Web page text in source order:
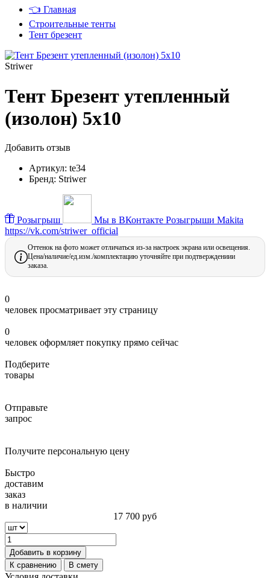
👈 Главная
Строительные тенты
Тент брезент
Striwer
Тент Брезент утепленный
(изолон) 5х10
Добавить отзыв
Артикул: te34
Бренд: Striwer
Розыгрыш Мы в ВКонтакте Розыгрыши Makita
https://vk.com/striwer_official
Оттенок на фото может отличаться из-за настроек экрана или освещения.
Цена/наличие/ед.изм./комплектацию уточняйте при подтверждениии
заказа.
0
человек просматривает эту страницу
0
человек оформляет покупку прямо сейчас
Подберите
товары
Отправьте
запрос
Получите персональную цену
Быстро
доставим
заказ
в наличии
17 700 руб
Добавить в корзину
К сравнению
В смету